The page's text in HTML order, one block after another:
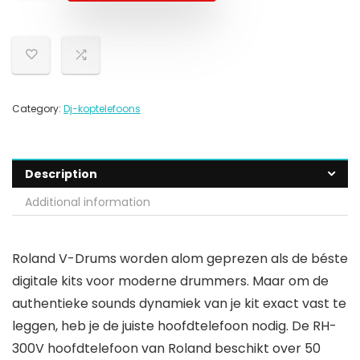
Category: Dj-koptelefoons
Description
Additional information
Roland V-Drums worden alom geprezen als de béste
digitale kits voor moderne drummers. Maar om de
authentieke sounds dynamiek van je kit exact vast te
leggen, heb je de juiste hoofdtelefoon nodig. De RH-
300V hoofdtelefoon van Roland beschikt over 50